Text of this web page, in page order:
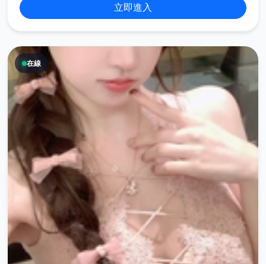
立即進入
在線